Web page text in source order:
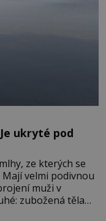
ukryté pod
ze kterých se
velmi podivnou
muži v
zubožená těla